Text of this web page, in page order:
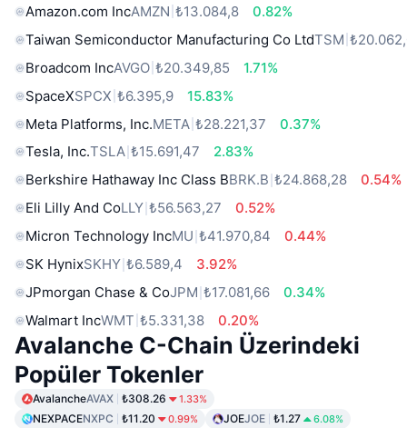
Amazon.com IncAMZN ₺13.084,8
0.82%
Taiwan Semiconductor Manufacturing Co LtdTSM
Broadcom IncAVGO ₺20.349,85
1.71%
SpaceXSPCX ₺6.395,9
15.83%
Meta Platforms, Inc.META ₺28.221,37
0.37%
Tesla, Inc.TSLA ₺15.691,47
2.83%
Berkshire Hathaway Inc Class BBRK.B ₺24.868,28
0.54%
Eli Lilly And CoLLY ₺56.563,27
0.52%
Micron Technology IncMU ₺41.970,84
0.44%
SK HynixSKHY ₺6.589,4
3.92%
JPmorgan Chase & CoJPM ₺17.081,66
0.34%
Walmart IncWMT ₺5.331,38 0.20%
Avalanche C-Chain Üzerindeki
Popüler Tokenler
AvalancheAVAX ₺308.26 1.33%
NEXPACENXPC ₺11.20 0.99% JOEJOE ₺1.27 6.08%